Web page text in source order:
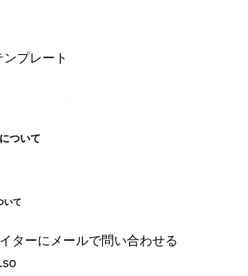
プレート
ついて
いて
ターにメールで問い合わせる